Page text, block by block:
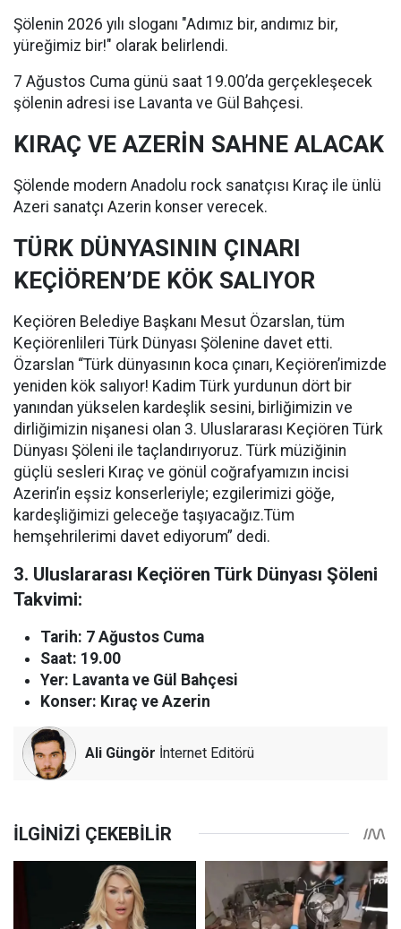
Şölenin 2026 yılı sloganı "Adımız bir, andımız bir,
yüreğimiz bir!" olarak belirlendi.
7 Ağustos Cuma günü saat 19.00’da gerçekleşecek
şölenin adresi ise Lavanta ve Gül Bahçesi.
KIRAÇ VE AZERİN SAHNE ALACAK
Şölende modern Anadolu rock sanatçısı Kıraç ile ünlü
Azeri sanatçı Azerin konser verecek.
TÜRK DÜNYASININ ÇINARI
KEÇİÖREN’DE KÖK SALIYOR
Keçiören Belediye Başkanı Mesut Özarslan, tüm
Keçiörenlileri Türk Dünyası Şölenine davet etti.
Özarslan “Türk dünyasının koca çınarı, Keçiören’imizde
yeniden kök salıyor! Kadim Türk yurdunun dört bir
yanından yükselen kardeşlik sesini, birliğimizin ve
dirliğimizin nişanesi olan 3. Uluslararası Keçiören Türk
Dünyası Şöleni ile taçlandırıyoruz. Türk müziğinin
güçlü sesleri Kıraç ve gönül coğrafyamızın incisi
Azerin’in eşsiz konserleriyle; ezgilerimizi göğe,
kardeşliğimizi geleceğe taşıyacağız.Tüm
hemşehrilerimi davet ediyorum” dedi.
3. Uluslararası Keçiören Türk Dünyası Şöleni
Takvimi:
Tarih: 7 Ağustos Cuma
Saat: 19.00
Yer: Lavanta ve Gül Bahçesi
Konser: Kıraç ve Azerin
Ali Güngör İnternet Editörü